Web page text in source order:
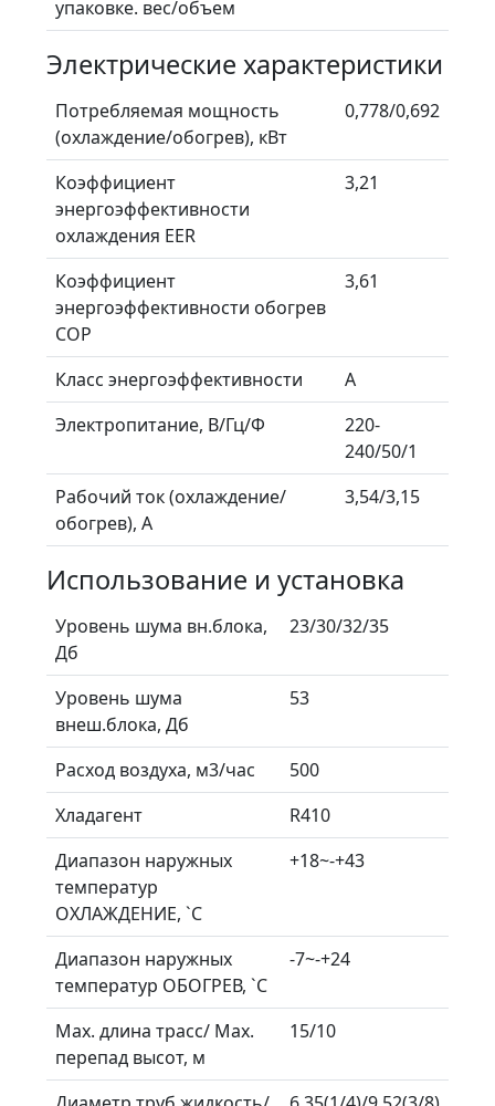
упаковке. вес/объем
Электрические характеристики
Потребляемая мощность
(охлаждение/обогрев), кВт
0,778/0,692
Коэффициент
энергоэффективности
охлаждения EER
3,21
Коэффициент
энергоэффективности обогрев
COP
3,61
Класс энергоэффективности
A
Электропитание, В/Гц/Ф
220-
240/50/1
Рабочий ток (охлаждение/
обогрев), А
3,54/3,15
Использование и установка
Уровень шума вн.блока,
Дб
23/30/32/35
Уровень шума
внеш.блока, Дб
53
Расход воздуха, м3/час
500
Хладагент
R410
Диапазон наружных
температур
ОХЛАЖДЕНИЕ, `С
+18~-+43
Диапазон наружных
температур ОБОГРЕВ, `С
-7~-+24
Мах. длина трасс/ Мах.
перепад высот, м
15/10